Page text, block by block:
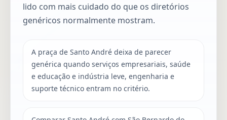
lido com mais cuidado do que os diretórios
genéricos normalmente mostram.
A praça de Santo André deixa de parecer
genérica quando serviços empresariais, saúde
e educação e indústria leve, engenharia e
suporte técnico entram no critério.